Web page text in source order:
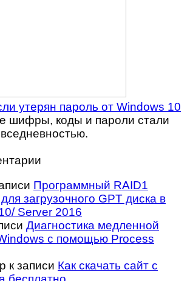
утерян пароль от Windows 10
шифры, коды и пароли стали
Программный RAID1
загрузочного GPT диска в
Server 2016
Диагностика медленной
с помощью Process
к записи Как скачать сайт с